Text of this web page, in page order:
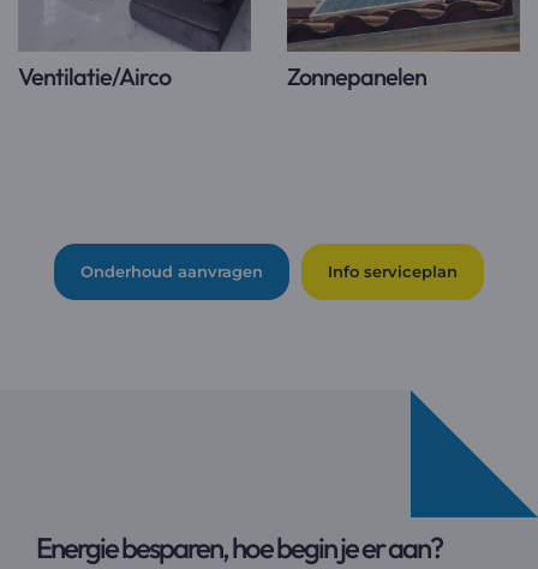
Ventilatie/Airco Zonnepanelen
Onderhoud aanvragen Info serviceplan
Energie besparen, hoe begin je er aan?